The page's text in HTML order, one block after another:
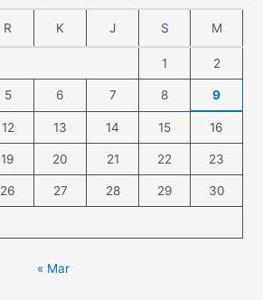
R K J S M
1 2
5 6 7 8 9
12 13 14 15 16
19 20 21 22 23
26 27 28 29 30
« Mar